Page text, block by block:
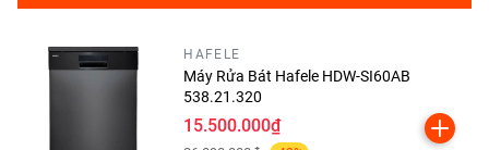
HAFELE
Máy Rửa Bát Hafele HDW-SI60AB
538.21.320
15.500.000₫